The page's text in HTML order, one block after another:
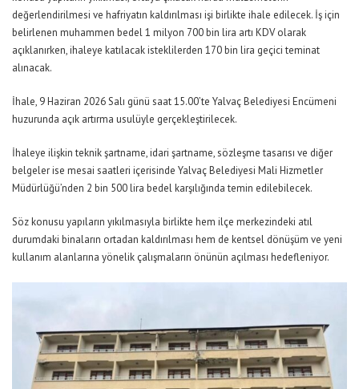
değerlendirilmesi ve hafriyatın kaldırılması işi birlikte ihale edilecek. İş için
belirlenen muhammen bedel 1 milyon 700 bin lira artı KDV olarak
açıklanırken, ihaleye katılacak isteklilerden 170 bin lira geçici teminat
alınacak.
İhale, 9 Haziran 2026 Salı günü saat 15.00’te Yalvaç Belediyesi Encümeni
huzurunda açık artırma usulüyle gerçekleştirilecek.
İhaleye ilişkin teknik şartname, idari şartname, sözleşme tasarısı ve diğer
belgeler ise mesai saatleri içerisinde Yalvaç Belediyesi Mali Hizmetler
Müdürlüğü’nden 2 bin 500 lira bedel karşılığında temin edilebilecek.
Söz konusu yapıların yıkılmasıyla birlikte hem ilçe merkezindeki atıl
durumdaki binaların ortadan kaldırılması hem de kentsel dönüşüm ve yeni
kullanım alanlarına yönelik çalışmaların önünün açılması hedefleniyor.